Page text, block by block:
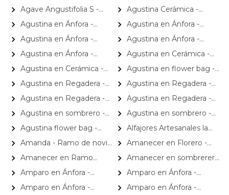
florero - rosas y astromelias
en florero - rosas y
astromelias
Agave Angustifolia S -
Suculenta de exterior en
macetero
Agustina Cerámica -
Arreglo 10 rosas amarillo y
astromelia
Agustina en Ánfora -
Florero 18 rosas damasco y
astromelias
Agustina en Ánfora -
Florero 18 rosas rosadas y
astromelias
Agustina en Ánfora -
Florero con 18 rosas rojo y
astromelias
Agustina en Ánfora -
Florero con 9 rosas blanco y
astromelia
Agustina en Ánfora -
Florero con 9 rosas rosado y
astromelia
Agustina en Cerámica -
Arreglo 10 rosas blanco y
astromelias
Agustina en Cerámica -
Arreglo 10 rosas rojo y
astromeliass
Agustina en flower bag -
Arreglo 10 rosas rojo y
astromelias
Agustina en Regadera -
Arreglo 10 rosas amarillo y
astromelia
Agustina en Regadera -
Arreglo 10 rosas blanco y
astromelias
Agustina en Regadera -
Arreglo 10 rosas lila y
astromelias
Agustina en Regadera -
Arreglo 10 rosas rojo y
astromelias
Agustina en sombrero -
Arreglo 9 rosas blanco y
astromelias
Agustina en sombrero -
Arreglo 9 rosas rojo y
astromelias
Agustina flower bag -
Arreglo 10 rosas blanco y
astromelias
Alfajores Artesanales la
Romería
Amanda - Ramo de novia
con gerberas, rosas rosadas y
astromelias rosadas
Amanecer en Florero -
Florero con girasoles, rosas
rojo e hypericum
Amanecer en Ramo
Blanco - Ramo con girasoles,
rosas Blanco e hypericum
Amanecer en sombrerero
- Arreglo floral de girasoles,
rosas rojo, e hypericum
Amparo en Ánfora -
Florero 12 rosas ecuatorianas
Amparo en Ánfora -
Florero 12 rosas ecuatorianas
Amparo en Ánfora -
Amparo en Ánfora -